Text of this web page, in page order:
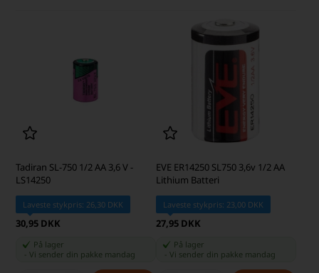
Tadiran SL-750 1/2 AA 3,6 V -
LS14250
Laveste stykpris: 26,30 DKK
30,95 DKK
På lager
-Vi sender din pakke mandag
EVE ER14250 SL750 3,6v 1/2 AA
Lithium Batteri
Laveste stykpris: 23,00 DKK
27,95 DKK
På lager
Vi sender din pakke mandag